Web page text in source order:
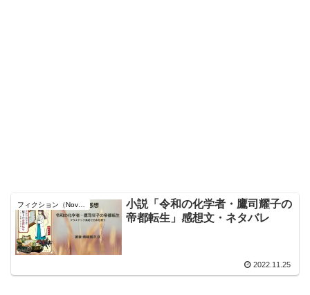
フィクション（Novel）
小説「令和の化学者・鷹司耀子の
帝都転生」感想文・ネタバレ
2022.11.25